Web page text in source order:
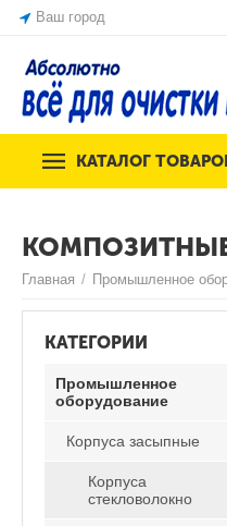
Ваш город
КАТАЛОГ
Главная / Промышленное
КАТЕГОРИИ
Промышленное
оборудование
Корпуса засыпные
Корпуса
стекловолокно